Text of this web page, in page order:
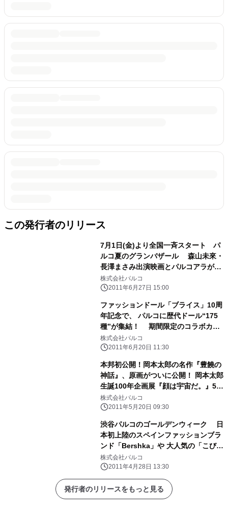
この発行者のリリース
7月1日(金)より全国一斉スタート パ
ルコ夏のグランバザール 森山未來・
長澤まさみ出演映画とパルコアラが
TVCMでコラボ！ ～モテキ×パルコグ
ランバザール～
株式会社パルコ
2011年6月27日 15:00
ファッションドール「ブライス」10周
年記念で、 パルコに歴代ドール“175
種”が集結！ 期間限定のコラボカフ
ェ「ブライスカフェ」もオープン！ ブ
ライス10thアニバーサリー展覧会「テ
株式会社パルコ
2011年6月20日 11:30
本邦初公開！岡本太郎の名作『豊饒の
神話』、原画がついに公開！ 岡本太郎
生誕100年企画展『顔は宇宙だ。』5月
20日開催！＠渋谷パルコ ～大阪万博
当時のパンフレットも数量限定 販売～
株式会社パルコ
2011年5月20日 09:30
渋谷パルコのゴールデンウィーク 日
本初上陸のスペインファッションブラ
ンド「Bershka」や 大人気の「こびと
づかん」を体感する『PARCO
ODEKAKE WEEK』を開催
株式会社パルコ
2011年4月28日 13:30
発行者のリリースをもっと見る